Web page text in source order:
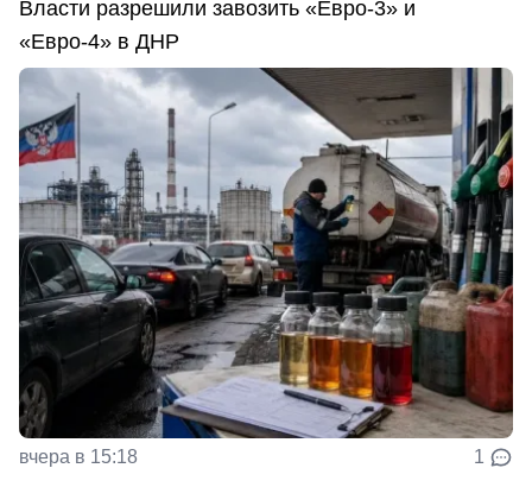
Власти разрешили завозить «Евро-3» и
«Евро-4» в ДНР
вчера в 15:18 1